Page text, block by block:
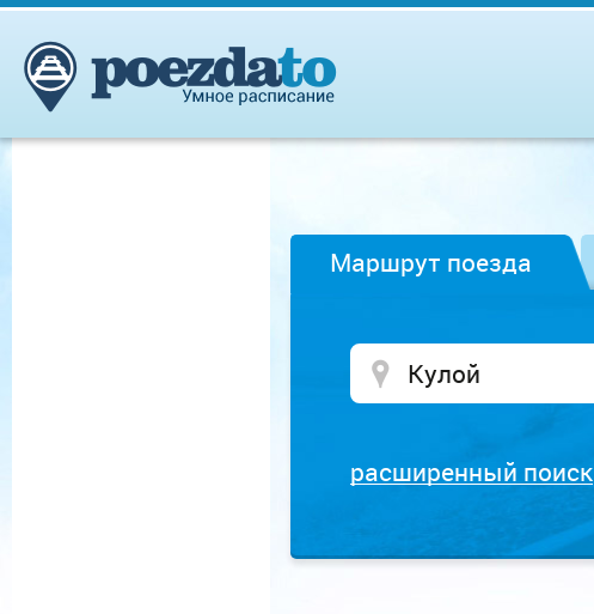
Маршрут поезда
расширенный поиск